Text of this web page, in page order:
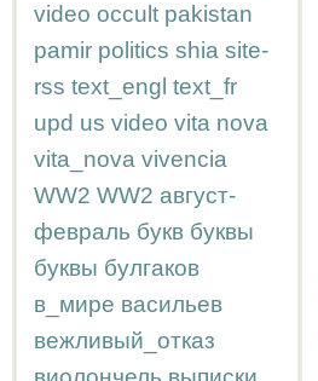
video occult pakistan
pamir politics shia site-
rss text_engl text_fr
upd us video vita nova
vita_nova vivencia
WW2 WW2 август-
февраль букв буквы
буквы булгаков
в_мире васильев
вежливый_отказ